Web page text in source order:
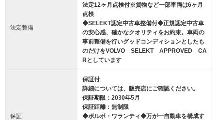
法定整備
法定12ヶ月点検付※貨物など一部車両は6ヶ月
点検
◆SELEKT認定中古車整備付◆正規認定中古車
の安心感、確かなクオリティをお約束。車両の
事前整備を行いグッドコンディションとしたも
のだけをVOLVO SELEKT APPROVED CA
Rとしています
保証
保証付
詳細については、販売店にご確認ください。
保証期限：2030年5月
保証距離：無制限
◆ボルボ・ワランティ◆万が一自動車を構成す